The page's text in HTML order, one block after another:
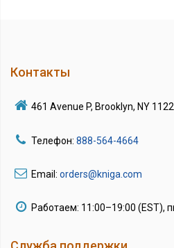
Контакты
461 Avenue P, Brooklyn, NY
Телефон: 888-564-4664
Email: orders@kniga.com
Работаем: 11:00–19:00 (EST),